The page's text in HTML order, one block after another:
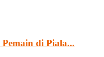
di Piala...